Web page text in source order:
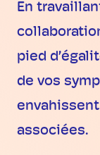
En
pied
de vos
associées.